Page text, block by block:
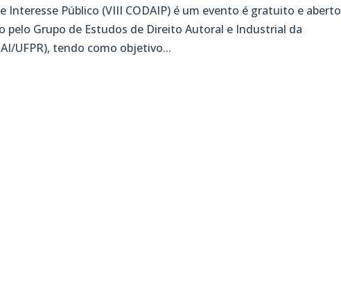
Interesse Público (VIII CODAIP) é um evento é gratuito e aberto
pelo Grupo de Estudos de Direito Autoral e Industrial da
UFPR), tendo como objetivo...